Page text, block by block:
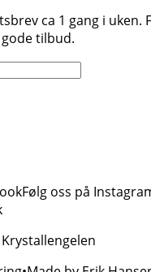
ca 1 gang i uken.
tilbud.
Følg oss på